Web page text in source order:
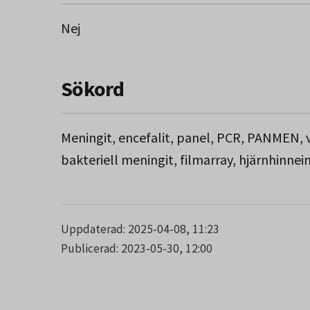
För att nå högsta känslighet ska provet
undantag för herpesvirus där man når
negativt. Negativt resultat utesluter inte
Nej
Sökord
Meningit, encefalit, panel, PCR,
bakteriell meningit, filmarray,
Uppdaterad: 2025-04-08, 11:23
Publicerad: 2023-05-30, 12:00